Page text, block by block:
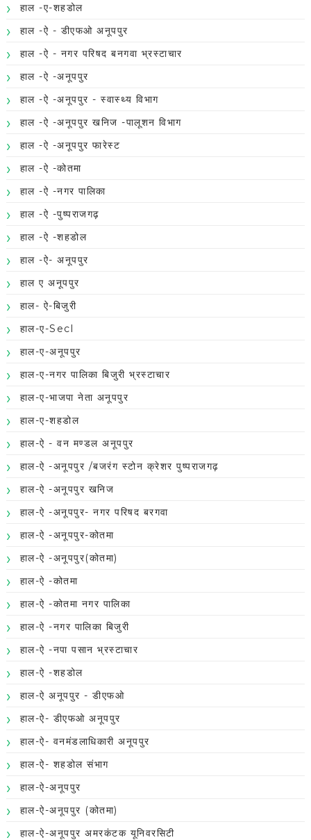
हाल -ए-शहडोल
हाल -ऐ - डीएफओ अनूपपुर
हाल -ऐ - नगर परिषद बनगवा भ्रस्टाचार
हाल -ऐ -अनूपपुर
हाल -ऐ -अनूपपुर - स्वास्थ्य विभाग
हाल -ऐ -अनूपपुर खनिज -पालूशन विभाग
हाल -ऐ -अनूपपुर फारेस्ट
हाल -ऐ -कोतमा
हाल -ऐ -नगर पालिका
हाल -ऐ -पुष्पराजगढ़
हाल -ऐ -शहडोल
हाल -ऐ- अनूपपुर
हाल ए अनूपपुर
हाल- ऐ-बिजुरी
हाल-ए-Secl
हाल-ए-अनूपपुर
हाल-ए-नगर पालिका बिजुरी भ्रस्टाचार
हाल-ए-भाजपा नेता अनूपपुर
हाल-ए-शहडोल
हाल-ऐ - वन मण्डल अनूपपुर
हाल-ऐ -अनूपपुर /बजरंग स्टोन क्रेशर पुष्पराजगढ़
हाल-ऐ -अनूपपुर खनिज
हाल-ऐ -अनूपपुर- नगर परिषद बरगवा
हाल-ऐ -अनूपपुर-कोतमा
हाल-ऐ -अनूपपुर(कोतमा)
हाल-ऐ -कोतमा
हाल-ऐ -कोतमा नगर पालिका
हाल-ऐ -नगर पालिका बिजुरी
हाल-ऐ -नपा पसान भ्रस्टाचार
हाल-ऐ -शहडोल
हाल-ऐ अनूपपुर - डीएफओ
हाल-ऐ- डीएफओ अनूपपुर
हाल-ऐ- वनमंडलाधिकारी अनूपपुर
हाल-ऐ- शहडोल संभाग
हाल-ऐ-अनूपपुर
हाल-ऐ-अनूपपुर (कोतमा)
हाल-ऐ-अनूपपुर अमरकंटक यूनिवरसिटी